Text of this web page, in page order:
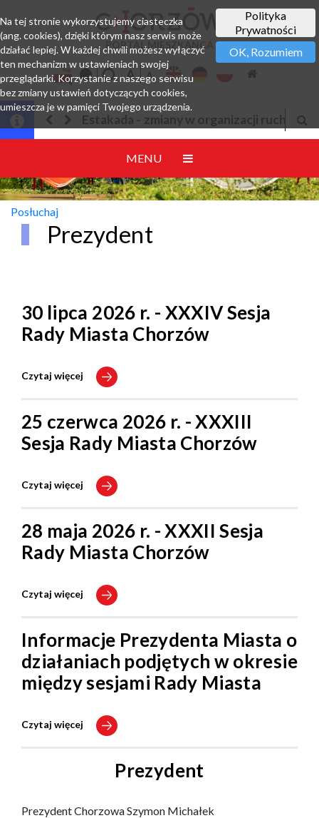
PORTAL MIESZKAŃCA
- zmiany w organizacji ruchuJesteśmy w EZD
MENU
Posłuchaj
Prezydent
30 lipca 2026 r. - XXXIV Sesja
Rady Miasta Chorzów
Czytaj więcej
25 czerwca 2026 r. - XXXIII
Sesja Rady Miasta Chorzów
Czytaj więcej
28 maja 2026 r. - XXXII Sesja
Rady Miasta Chorzów
Czytaj więcej
Informacje Prezydenta Miasta o
działaniach podjętych w okresie
między sesjami Rady Miasta
Czytaj więcej
Prezydent
Prezydent Chorzowa Szymon Michałek
Polityka
Prywatności
OK, Rozumiem
Na tej stronie wykorzystujemy ciasteczka
(ang. cookies), dzięki którym nasz serwis może
działać lepiej. W każdej chwili możesz wyłączyć
ten mechanizm w ustawieniach swojej
przeglądarki. Korzystanie z naszego serwisu
bez zmiany ustawień dotyczących cookies,
umieszcza je w pamięci Twojego urządzenia.